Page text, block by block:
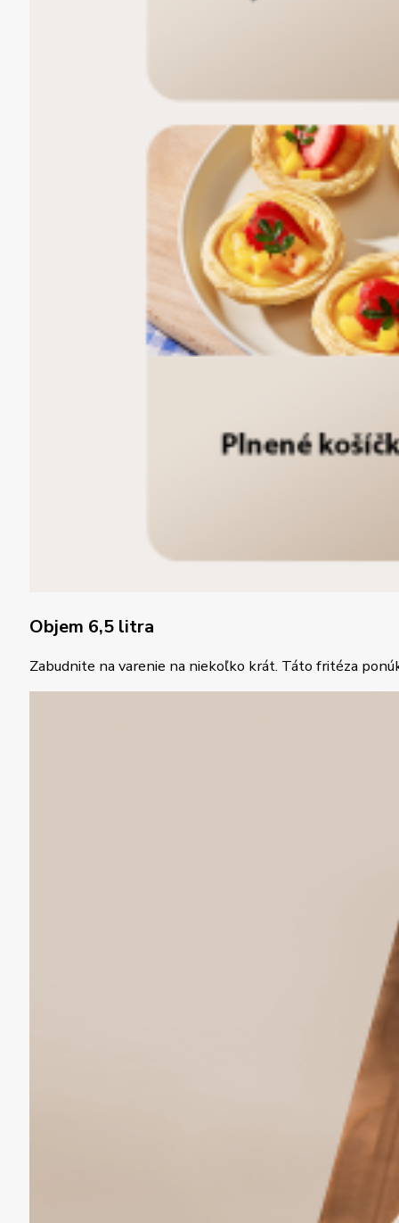
Objem 6,5 litra
Zabudnite na varenie na niekoľko krát. Táto fritéza